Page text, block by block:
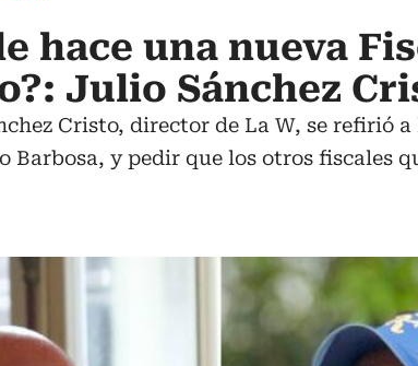
hace una nueva
Julio Sánchez
Cristo, director de La W, se refirió
Barbosa, y pedir que los otros fiscales